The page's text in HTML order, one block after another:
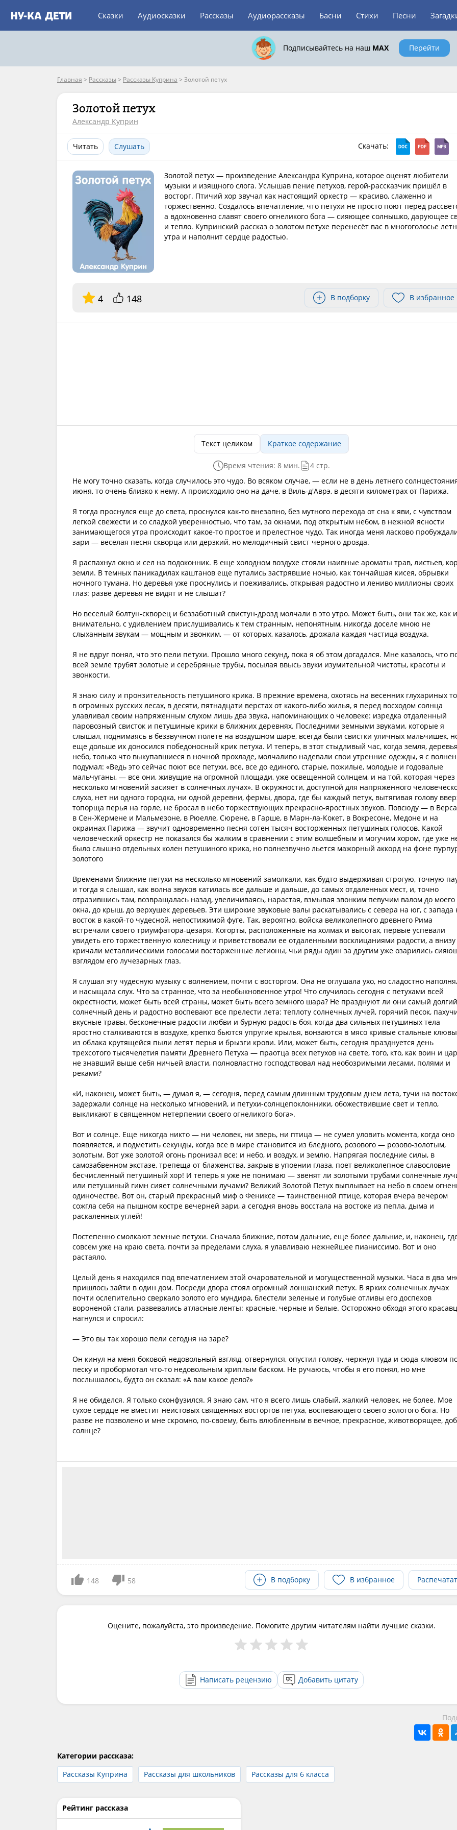
Сказки Аудиосказки Рассказы Аудиорассказы Басни Стихи Песни
Подписывайтесь на наш MAX Перейти
Главная > Рассказы > Рассказы Куприна > Золотой петух
Золотой петух
Александр Куприн
Читать Слушать Скачать:
Золотой петух — произведение Александра Куприна, которое оценят любители
музыки и изящного слога. Услышав пение петухов, герой-рассказчик пришёл в
восторг. Птичий хор звучал как настоящий оркестр — красиво, слаженно и
торжественно. Создалось впечатление, что петухи не просто поют перед
а вдохновенно славят своего огнеликого бога — сияющее солнышко, дарующее
и тепло. Купринский рассказ о золотом петухе перенесёт вас в многоголосье
утра и наполнит сердце радостью.
4 148 В подборку В избранное
Текст целиком Краткое содержание
Время чтения: 8 мин.
4 стр.
Не могу точно сказать, когда случилось это чудо. Во всяком случае, — если не в день летнего
июня, то очень близко к нему. А происходило оно на даче, в Виль-д'Аврэ, в десяти километрах от Парижа.
Я тогда проснулся еще до света, проснулся как-то внезапно, без мутного перехода от сна к яви, с чувством
легкой свежести и со сладкой уверенностью, что там, за окнами, под открытым небом, в нежной ясности
занимающегося утра происходит какое-то простое и прелестное чудо. Так иногда меня ласково
зари — веселая песня скворца или дерзкий, но мелодичный свист черного дрозда.
Я распахнул окно и сел на подоконник. В еще холодном воздухе стояли наивные ароматы трав, листьев,
земли. В темных паникадилах каштанов еще путались застрявшие ночью, как тончайшая кисея, обрывки
ночного тумана. Но деревья уже проснулись и поеживались, открывая радостно и лениво миллионы своих
глаз: разве деревья не видят и не слышат?
Но веселый болтун-скворец и беззаботный свистун-дрозд молчали в это утро. Может быть, они так же, как
внимательно, с удивлением прислушивались к тем странным, непонятным, никогда доселе мною не
слыханным звукам — мощным и звонким, — от которых, казалось, дрожала каждая частица воздуха.
Я не вдруг понял, что это пели петухи. Прошло много секунд, пока я об этом догадался. Мне казалось, что
всей земле трубят золотые и серебряные трубы, посылая ввысь звуки изумительной чистоты, красоты и
звонкости.
Я знаю силу и пронзительность петушиного крика. В прежние времена, охотясь на весенних глухариных
в огромных русских лесах, в десяти, пятнадцати верстах от какого-либо жилья, я перед восходом солнца
улавливал своим напряженным слухом лишь два звука, напоминающих о человеке: изредка отдаленный
паровозный свисток и петушиные крики в ближних деревнях. Последними земными звуками, которые я
слышал, поднимаясь в беззвучном полете на воздушном шаре, всегда были свистки уличных мальчишек,
еще дольше их доносился победоносный крик петуха. И теперь, в этот стыдливый час, когда земля,
небо, только что выкупавшиеся в ночной прохладе, молчаливо надевали свои утренние одежды, я с
подумал: «Ведь это сейчас поют все петухи, все, все до единого, старые, пожилые, молодые и годовалые
мальчуганы, — все они, живущие на огромной площади, уже освещенной солнцем, и на той, которая через
несколько мгновений засияет в солнечных лучах». В окружности, доступной для напряженного
слуха, нет ни одного городка, ни одной деревни, фермы, двора, где бы каждый петух, вытягивая голову
топорща перья на горле, не бросал в небо торжествующих прекрасно-яростных звуков. Повсюду — в
в Сен-Жермене и Мальмезоне, в Рюелле, Сюрене, в Гарше, в Марн-ла-Кокет, в Вокресоне, Медоне и на
окраинах Парижа — звучит одновременно песня сотен тысяч восторженных петушиных голосов. Какой
человеческий оркестр не показался бы жалким в сравнении с этим волшебным и могучим хором, где уже
было слышно отдельных колен петушиного крика, но полнезвучно льется мажорный аккорд на фоне
золотого
Временами ближние петухи на несколько мгновений замолкали, как будто выдерживая строгую, точную
и тогда я слышал, как волна звуков катилась все дальше и дальше, до самых отдаленных мест, и, точно
отразившись там, возвращалась назад, увеличиваясь, нарастая, взмывая звонким певучим валом до моего
окна, до крыш, до верхушек деревьев. Эти широкие звуковые валы раскатывались с севера на юг, с запада
восток в какой-то чудесной, непостижимой фуге. Так, вероятно, войска великолепного древнего Рима
встречали своего триумфатора-цезаря. Когорты, расположенные на холмах и высотах, первые успевали
увидеть его торжественную колесницу и приветствовали ее отдаленными восклицаниями радости, а внизу
кричали металлическими голосами восторженные легионы, чьи ряды один за другим уже озарились
взглядом его лучезарных глаз.
Я слушал эту чудесную музыку с волнением, почти с восторгом. Она не оглушала ухо, но сладостно
и насыщала слух. Что за странное, что за необыкновенное утро! Что случилось сегодня с петухами всей
окрестности, может быть всей страны, может быть всего земного шара? Не празднуют ли они самый долгий
солнечный день и радостно воспевают все прелести лета: теплоту солнечных лучей, горячий песок,
вкусные травы, бесконечные радости любви и бурную радость боя, когда два сильных петушиных тела
яростно сталкиваются в воздухе, крепко бьются упругие крылья, вонзаются в мясо кривые стальные
из облака крутящейся пыли летят перья и брызги крови. Или, может быть, сегодня празднуется день
трехсотого тысячелетия памяти Древнего Петуха — праотца всех петухов на свете, того, кто, как воин и
не знавший выше себя ничьей власти, полновластно господствовал над необозримыми лесами, полями и
реками?
«И, наконец, может быть, — думал я, — сегодня, перед самым длинным трудовым днем лета, тучи на
задержали солнце на несколько мгновений, и петухи-солнцепоклонники, обожествившие свет и тепло,
выкликают в священном нетерпении своего огнеликого бога».
Вот и солнце. Еще никогда никто — ни человек, ни зверь, ни птица — не сумел уловить момента, когда оно
появляется, и подметить секунды, когда все в мире становится из бледного, розового — розово-золотым,
золотым. Вот уже золотой огонь пронизал все: и небо, и воздух, и землю. Напрягая последние силы, в
самозабвенном экстазе, трепеща от блаженства, закрыв в упоении глаза, поет великолепное славословие
бесчисленный петушиный хор! И теперь я уже не понимаю — звенят ли золотыми трубами солнечные
или петушиный гимн сияет солнечными лучами? Великий Золотой Петух выплывает на небо в своем
одиночестве. Вот он, старый прекрасный миф о Фениксе — таинственной птице, которая вчера вечером
сожгла себя на пышном костре вечерней зари, а сегодня вновь восстала на востоке из пепла, дыма и
раскаленных углей!
Постепенно смолкают земные петухи. Сначала ближние, потом дальние, еще более дальние, и, наконец,
совсем уже на краю света, почти за пределами слуха, я улавливаю нежнейшее пианиссимо. Вот и оно
растаяло.
Целый день я находился под впечатлением этой очаровательной и могущественной музыки. Часа в два
пришлось зайти в один дом. Посреди двора стоял огромный лоншанский петух. В ярких солнечных лучах
почти ослепительно сверкало золото его мундира, блестели зеленые и голубые отливы его доспехов
вороненой стали, развевались атласные ленты: красные, черные и белые. Осторожно обходя этого
нагнулся и спросил:
— Это вы так хорошо пели сегодня на заре?
Он кинул на меня боковой недовольный взгляд, отвернулся, опустил голову, черкнул туда и сюда клювом
песку и пробормотал что-то недовольным хриплым баском. Не ручаюсь, чтобы я его понял, но мне
послышалось, будто он сказал: «А вам какое дело?»
Я не обиделся. Я только сконфузился. Я знаю сам, что я всего лишь слабый, жалкий человек, не более. Мое
сухое сердце не вместит неистовых священных восторгов петуха, воспевающего своего золотого бога. Но
разве не позволено и мне скромно, по-своему, быть влюбленным в вечное, прекрасное, животворящее,
солнце?
148 58 В подборку В избранное
Оцените, пожалуйста, это произведение. Помогите другим читателям найти лучшие сказки.
Написать рецензию Добавить цитату
Категории рассказа:
Рассказы Куприна
Рассказы для школьников Рассказы для 6 класса
Рейтинг рассказа